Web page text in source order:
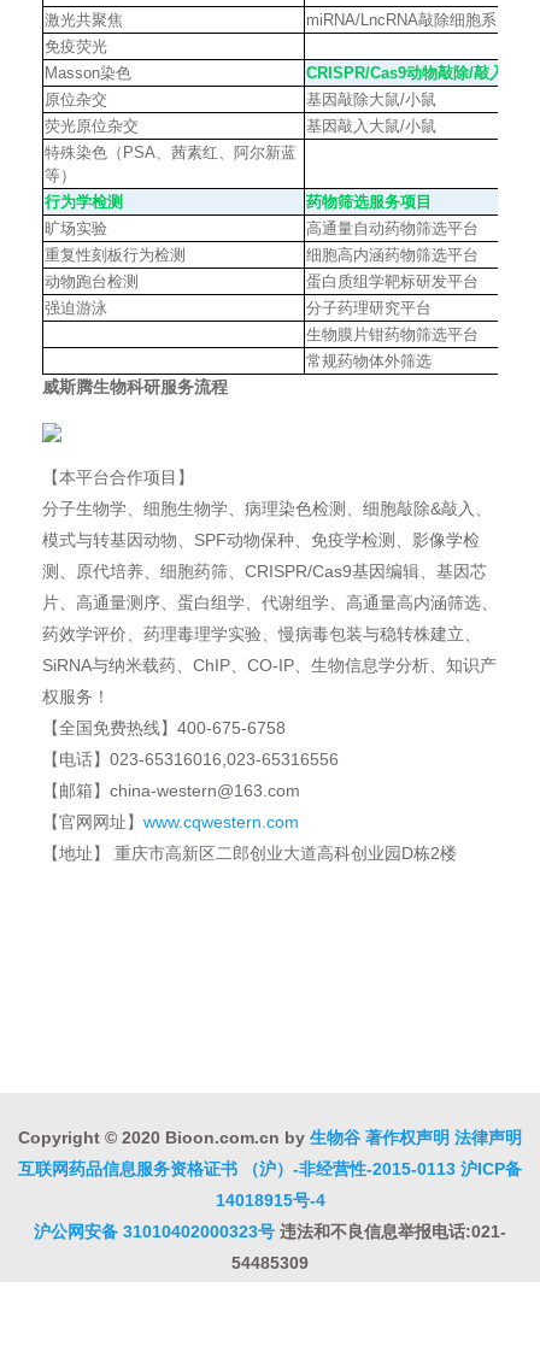
激光共聚焦 miRNA/LncRNA敲除细胞系
免疫荧光
Masson染色 CRISPR/Cas9动物敲除/敲入
原位杂交
基因敲除大鼠/小鼠
荧光原位杂交
基因敲入大鼠/小鼠
特殊染色（PSA、茜素红、阿尔新蓝
等）
行为学检测
药物筛选服务项目
旷场实验
高通量自动药物筛选平台
重复性刻板行为检测
细胞高内涵药物筛选平台
动物跑台检测
蛋白质组学靶标研发平台
强迫游泳
分子药理研究平台
生物膜片钳药物筛选平台
常规药物体外筛选
威斯腾生物科研服务流程
【本平台合作项目】
分子生物学、细胞生物学、病理染色检测、细胞敲除&敲入、
模式与转基因动物、SPF动物保种、免疫学检测、影像学检
测、原代培养、细胞药筛、CRISPR/Cas9基因编辑、基因芯
片、高通量测序、蛋白组学、代谢组学、高通量高内涵筛选、
药效学评价、药理毒理学实验、慢病毒包装与稳转株建立、
SiRNA与纳米载药、ChIP、CO-IP、生物信息学分析、知识产
权服务！
【全国免费热线】 400-675-6758
【电话】 023-65316016,023-65316556
【邮箱】 china-western@163.com
【官网网址】 www.cqwestern.com
【地址】
重庆市高新区二郎创业大道高科创业园D栋2楼
Copyright © 2020 Bioon.com.cn by 生物谷 著作权声明 法律声明
互联网药品信息服务资格证书 （沪）-非经营性-2015-0113 沪ICP备
14018915号-4
沪公网安备 31010402000323号 违法和不良信息举报电话:021-
54485309